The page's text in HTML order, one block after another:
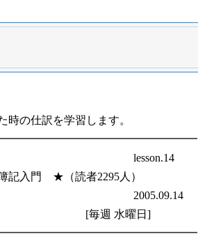
の仕訳を学習します。
入門 ★（読者2295人）
[毎週 水曜日]